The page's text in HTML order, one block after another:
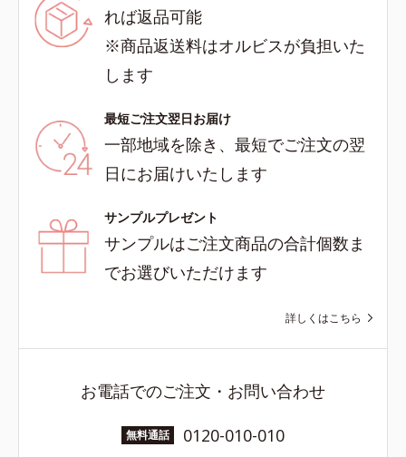
れば返品可能
※商品返送料はオルビスが負担いた
します
最短ご注文翌日お届け
一部地域を除き、最短でご注文の翌
日にお届けいたします
サンプルプレゼント
サンプルはご注文商品の合計個数ま
でお選びいただけます
詳しくはこちら
お電話でのご注文・お問い合わせ
無料通話 0120-010-010